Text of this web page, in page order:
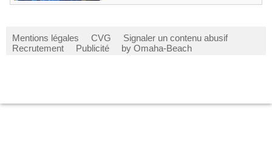
Mentions légales CVG
Signaler un contenu abusif
Recrutement
Publicité by Omaha-Beach